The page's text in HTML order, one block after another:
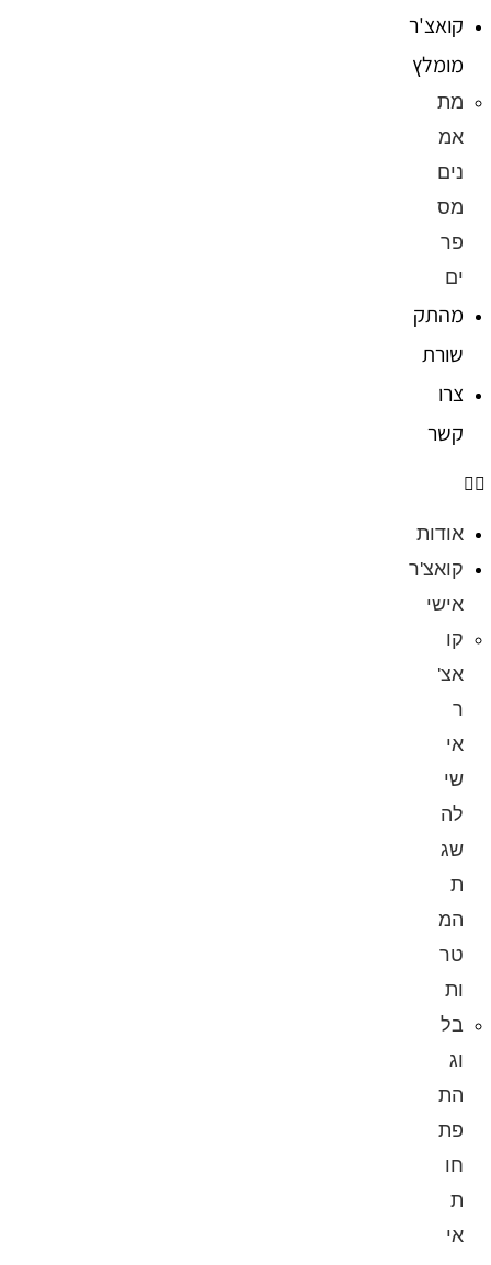
קואצ'ר
מומלץ
מת
אמ
נים
מס
פר
ים
מהתק
שורת
צרו
קשר
אודות
קואצ'ר
אישי
קו
אצ'
ר
אי
שי
לה
שג
ת
המ
טר
ות
בל
וג
הת
פת
חו
ת
אי